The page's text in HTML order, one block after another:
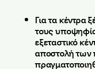
Για τα
τους
εξεταστικό
αποστολή των